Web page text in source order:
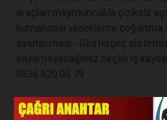
araçları maymuncukla çiziksiz
kumandası yedekleme çoğaltma
ayarlanması - Göstergeç
sayamayacağımız birçok iş
0536 620 05 79